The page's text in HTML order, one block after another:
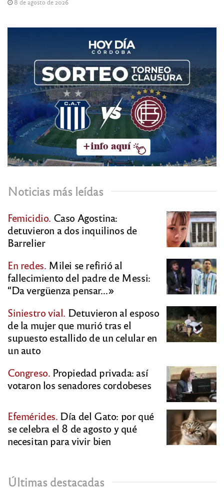
8 de agosto de 2026
Noticias más leídas
Femicidio. Caso Agostina:
detuvieron a dos inquilinos de
Barrelier
En redes. Milei se refirió al
fallecimiento del padre de Messi:
“Da vergüenza pensar…»
Siniestro vial. Detuvieron al esposo
de la mujer que murió tras el
supuesto estallido de un celular en
un auto
Congreso. Propiedad privada: así
votaron los senadores cordobeses
Efemérides. Día del Gato: por qué
se celebra el 8 de agosto y qué
necesitan para vivir bien
Últimas destacadas